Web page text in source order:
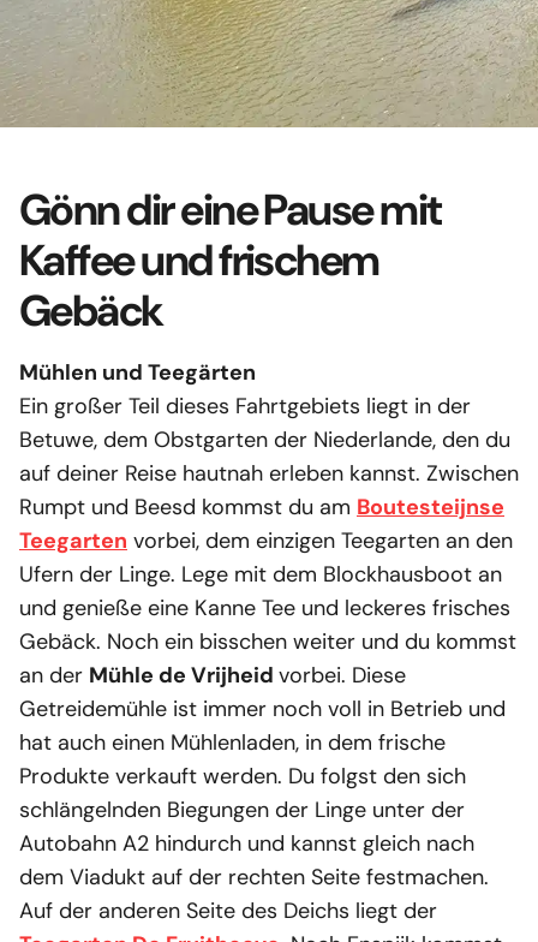
Lade das Blockhausboot-
Download
Die ideale Kombination
bietet die ideale Kombination!
Lesen Sie weiter
Kultur & Natur
Unser vielseitigste Fahrtgebiet mit
perfekten Stränden, aber auch
schönen Häfen wie der Festungsstadt
Heusden, wo Sie über Nacht anlegen
können.
Lesen Sie weiter
Machen Sie einen aktiven
Urlaub mit der Familie
Kontakt
Gut zu wissen
Geschenkgutschein
Geschäfts Bedingungen
Gönn dir eine Pause mit
Kaffee und frischem
Gebäck
Mühlen und Teegärten
Ein großer Teil dieses Fahrtgebiets liegt in der
Betuwe, dem Obstgarten der Niederlande, den du
auf deiner Reise hautnah erleben kannst. Zwischen
Rumpt und Beesd kommst du am Boutesteijnse
Teegarten vorbei, dem einzigen Teegarten an den
Ufern der Linge. Lege mit dem Blockhausboot an
und genieße eine Kanne Tee und leckeres frisches
Gebäck. Noch ein bisschen weiter und du kommst
an der Mühle de Vrijheid vorbei. Diese
Getreidemühle ist immer noch voll in Betrieb und
hat auch einen Mühlenladen, in dem frische
Produkte verkauft werden. Du folgst den sich
schlängelnden Biegungen der Linge unter der
Autobahn A2 hindurch und kannst gleich nach
dem Viadukt auf der rechten Seite festmachen.
Auf der anderen Seite des Deichs liegt der